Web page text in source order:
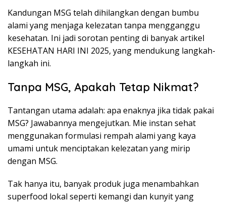
Kandungan MSG telah dihilangkan dengan bumbu
alami yang menjaga kelezatan tanpa mengganggu
kesehatan. Ini jadi sorotan penting di banyak artikel
KESEHATAN HARI INI 2025, yang mendukung langkah-
langkah ini.
Tanpa MSG, Apakah Tetap Nikmat?
Tantangan utama adalah: apa enaknya jika tidak pakai
MSG? Jawabannya mengejutkan. Mie instan sehat
menggunakan formulasi rempah alami yang kaya
umami untuk menciptakan kelezatan yang mirip
dengan MSG.
Tak hanya itu, banyak produk juga menambahkan
superfood lokal seperti kemangi dan kunyit yang